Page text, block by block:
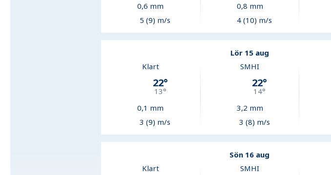
0,6 mm
5 (9) m/s
0,8 mm
4 (10) m/s
Lör 15 aug
Klart
22°
13°
0,1 mm
3 (9) m/s
SMHI
22°
14°
3,2 mm
3 (8) m/s
Sön 16 aug
Klart
SMHI